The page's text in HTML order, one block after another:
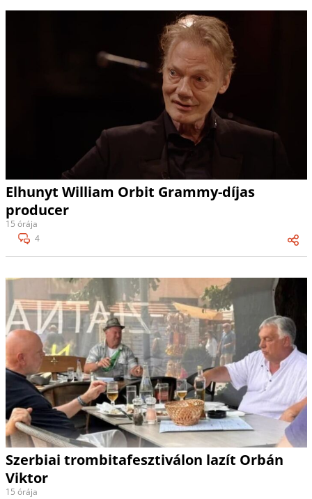
Elhunyt William Orbit Grammy-díjas
producer
15 órája
4
Szerbiai trombitafesztiválon lazít Orbán
Viktor
15 órája